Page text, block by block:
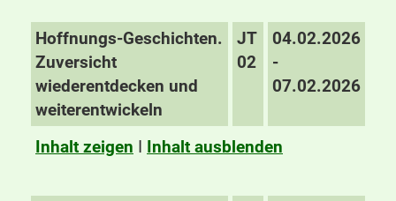
Hoffnungs-Geschichten.
Zuversicht
wiederentdecken und
weiterentwickeln
JT
02
04.02.2026
-
07.02.2026
Inhalt zeigen I Inhalt ausblenden